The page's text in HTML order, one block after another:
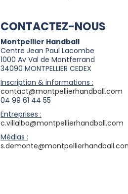
CONTACTEZ-NOUS
Montpellier Handball
Centre Jean Paul Lacombe
1000 Av Val de Montferrand
34090 MONTPELLIER CEDEX
Inscription & informations :
contact@montpellierhandball.com
04 99 61 44 55
Entreprises :
c.villalba@montpellierhandball.com
Médias :